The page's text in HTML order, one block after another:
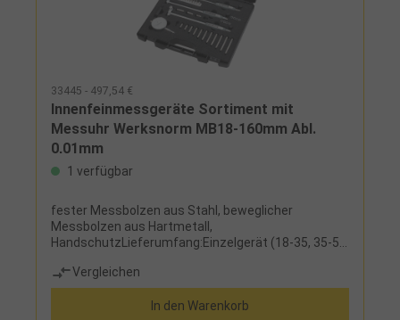
33445 - 497,54 €
Innenfeinmessgeräte Sortiment mit
Messuhr Werksnorm MB18-160mm Abl.
0,01mm
1 verfügbar
fester Messbolzen aus Stahl, beweglicher
Messbolzen aus Hartmetall,
HandschutzLieferumfang:Einzelgerät (18-35, 35-50,
Messanschläge zur Abdeckung des
Messbereiches, 1 analoge Messuhr und Etui
Vergleichen
In den Warenkorb